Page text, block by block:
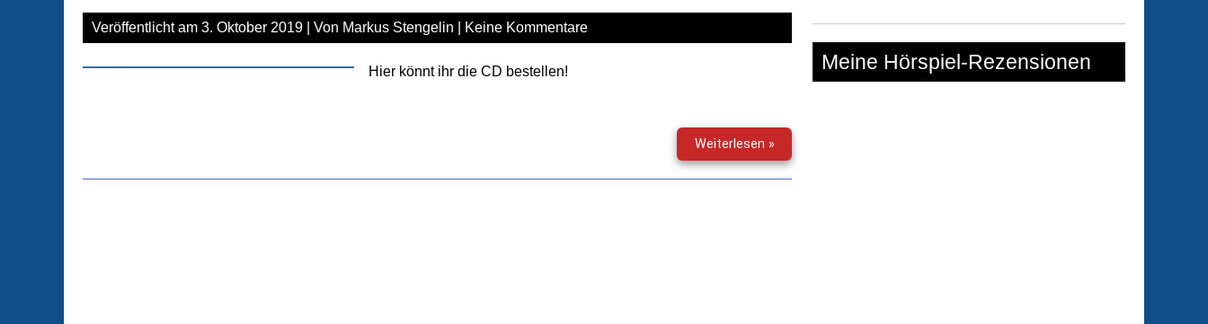
Veröffentlicht am 3. Oktober 2019 | Von Markus Stengelin Keine Kommentare
Hier könnt ihr die CD bestellen!
Weiterlesen »Das
Geheimnis
des
Meine Hörspiel-Rezensionen